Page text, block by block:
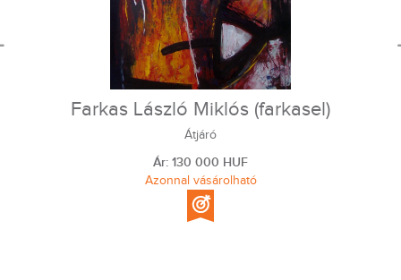
Farkas László Miklós (farkasel)
Átjáró
Ár: 130 000 HUF
Azonnal vásárolható